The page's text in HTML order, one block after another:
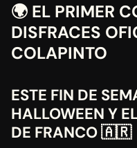
🌍 EL PRIMER
DISFRACES
COLAPINTO
ESTE FIN DE
HALLOWEEN Y
DE FRANCO 🇦🇷